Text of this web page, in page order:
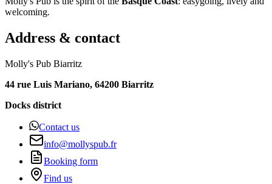
welcoming.
Address & contact
Molly's Pub Biarritz
44 rue Luis Mariano, 64200 Biarritz
Docks district
Contact us
info@mollyspub.fr
Booking form
Find us